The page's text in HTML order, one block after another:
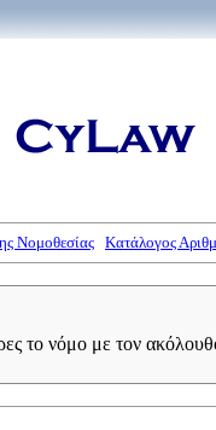
Νομοθεσίας Κατάλογος
το νόμο με τον